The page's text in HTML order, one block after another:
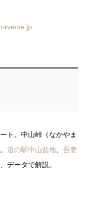
ト。中山峠（なかやま
道の駅中山盆地
吾妻
データで解説。